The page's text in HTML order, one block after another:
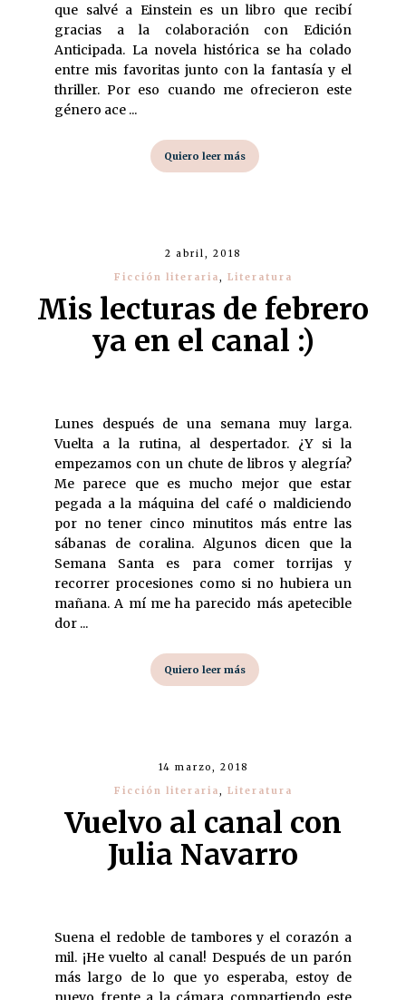
que salvé a Einstein es un libro que recibí
gracias a la colaboración con Edición
Anticipada. La novela histórica se ha colado
entre mis favoritas junto con la fantasía y el
thriller. Por eso cuando me ofrecieron este
género ace ...
Quiero leer más
2 abril, 2018
Ficción literaria, Literatura
Mis lecturas de febrero
ya en el canal :)
Lunes después de una semana muy larga.
Vuelta a la rutina, al despertador. ¿Y si la
empezamos con un chute de libros y alegría?
Me parece que es mucho mejor que estar
pegada a la máquina del café o maldiciendo
por no tener cinco minutitos más entre las
sábanas de coralina. Algunos dicen que la
Semana Santa es para comer torrijas y
recorrer procesiones como si no hubiera un
mañana. A mí me ha parecido más apetecible
dor ...
Quiero leer más
14 marzo, 2018
Ficción literaria, Literatura
Vuelvo al canal con
Julia Navarro
Suena el redoble de tambores y el corazón a
mil. ¡He vuelto al canal! Después de un parón
más largo de lo que yo esperaba, estoy de